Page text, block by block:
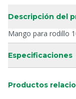
Descripción del
Mango para rodillo
Especificaciones
Productos